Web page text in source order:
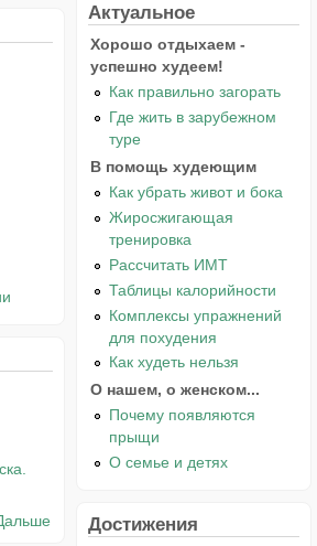
Актуальное
Хорошо отдыхаем -
успешно худеем!
Как правильно загорать
Где жить в зарубежном
туре
В помощь худеющим
Как убрать живот и бока
Жиросжигающая
тренировка
Рассчитать ИМТ
Таблицы калорийности
Комплексы упражнений
для похудения
Как худеть нельзя
О нашем, о женском...
Почему появляются
прыщи
О семье и детях
Достижения